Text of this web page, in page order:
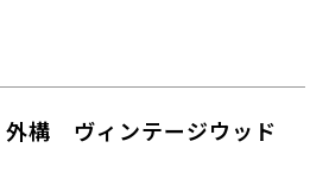
構 ヴィンテージウッド